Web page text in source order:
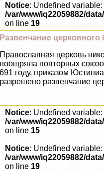
Notice: Undefined variable:
/var/www/iq22059882/
on line 19
Развенчание церковного
Православная церковь
поощряла повторных
691 году, приказом
разрешено развенчание
Notice: Undefined
/var/www/iq22059882/
on line 15
Notice: Undefined variable:
/var/www/iq22059882/
on line 19